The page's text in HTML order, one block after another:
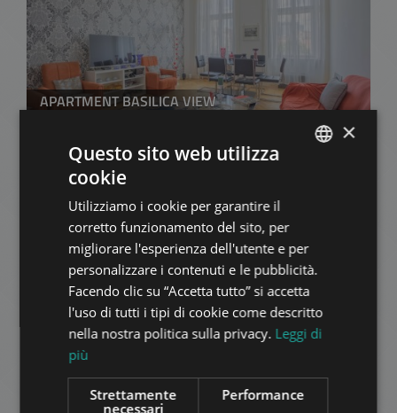
APARTMENT BASILICA VIEW
Quartiere 6 • 2 camere da letto • 130 m2
AGGIUNGI ALLA LISTA
TERÉZ KÖRÚT
Canone di affitto:400.000 HUF
FRENCH
ITALIAN
SPANISH
ARABIC
×
Questo sito web utilizza
cookie
Utilizziamo i cookie per garantire il
corretto funzionamento del sito, per
migliorare l'esperienza dell'utente e per
personalizzare i contenuti e le pubblicità.
Facendo clic su “Accetta tutto” si accetta
l'uso di tutti i tipi di cookie come descritto
nella nostra politica sulla privacy. Leggi di
più
Strettamente
necessari
Performance